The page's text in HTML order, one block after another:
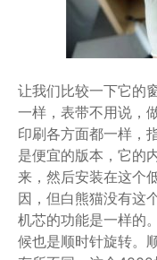
让我们比较一下它的
一样，表带不用说，
印刷各方面都一样，
是便宜的版本，它的
来，然后安装在这个
因，但白熊猫没有这
机芯的功能是一样的
候也是顺时针旋转。